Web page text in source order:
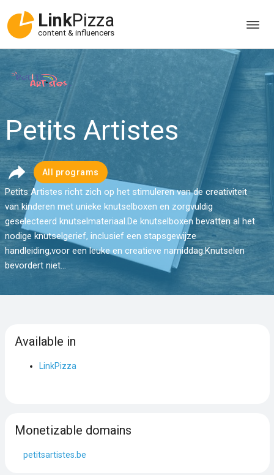
LinkPizza
content & influencers
Petits Artistes
All programs
Petits Artistes richt zich op het stimuleren van de creativiteit
van kinderen met unieke knutselboxen en zorgvuldig
geselecteerd knutselmateriaal.De knutselboxen bevatten al het
nodige knutselgerief, inclusief een stapsgewijze
handleiding,voor een leuke en creatieve namiddag.Knutselen
bevordert niet...
Available in
LinkPizza
Monetizable domains
petitsartistes.be